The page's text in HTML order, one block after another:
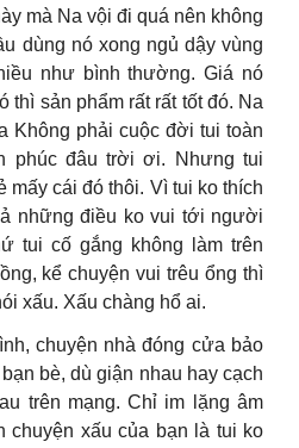
mà Na vội đi quá nên không
dùng nó xong ngủ dậy vùng
như bình thường. Giá nó
thì sản phẩm rất rất tốt đó. Na
Không phải cuộc đời tui toàn
phúc đâu trời ơi. Nhưng tui
mấy cái đó thôi. Vì tui ko thích
những điều ko vui tới người
tui cố gắng không làm trên
kể chuyện vui trêu ổng thì
xấu. Xấu chàng hổ ai.
chuyện nhà đóng cửa bảo
bè, dù giận nhau hay cạch
trên mạng. Chỉ im lặng âm
chuyện xấu của bạn là tui ko